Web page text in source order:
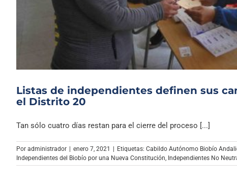
Listas de independientes definen sus
el Distrito 20
Tan sólo cuatro días restan para el cierre del proceso [...]
Por administrador | enero 7, 2021 | Etiquetas: Cabildo Autónomo Biobío
Independientes del Biobío por una Nueva Constitución Independientes No